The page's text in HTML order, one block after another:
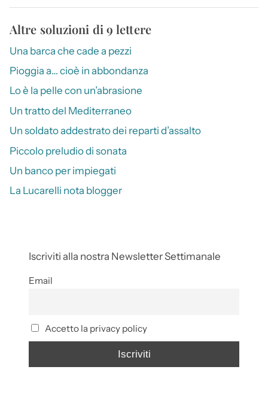
Altre soluzioni di 9 lettere
Una barca che cade a pezzi
Pioggia a… cioè in abbondanza
Lo è la pelle con un’abrasione
Un tratto del Mediterraneo
Un soldato addestrato dei reparti d’assalto
Piccolo preludio di sonata
Un banco per impiegati
La Lucarelli nota blogger
Iscriviti alla nostra Newsletter Settimanale
Email
Accetto la privacy policy